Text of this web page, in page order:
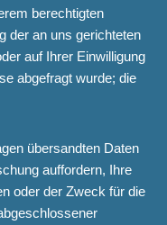
berechtigten
der an uns gerichteten
auf Ihrer Einwilligung
abgefragt wurde; die
übersandten Daten
auffordern, Ihre
oder der Zweck für die